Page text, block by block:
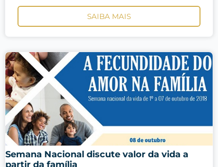
SAIBA MAIS
Semana Nacional discute valor da vida a
partir da família